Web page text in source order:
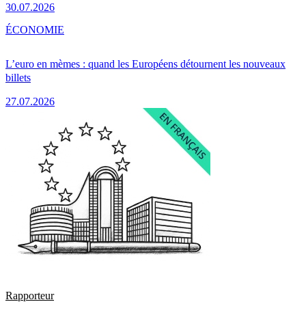
30.07.2026
L’euro en mèmes : quand les Européens détournent les nouveaux
billets
27.07.2026
ÉCONOMIE
Rapporteur